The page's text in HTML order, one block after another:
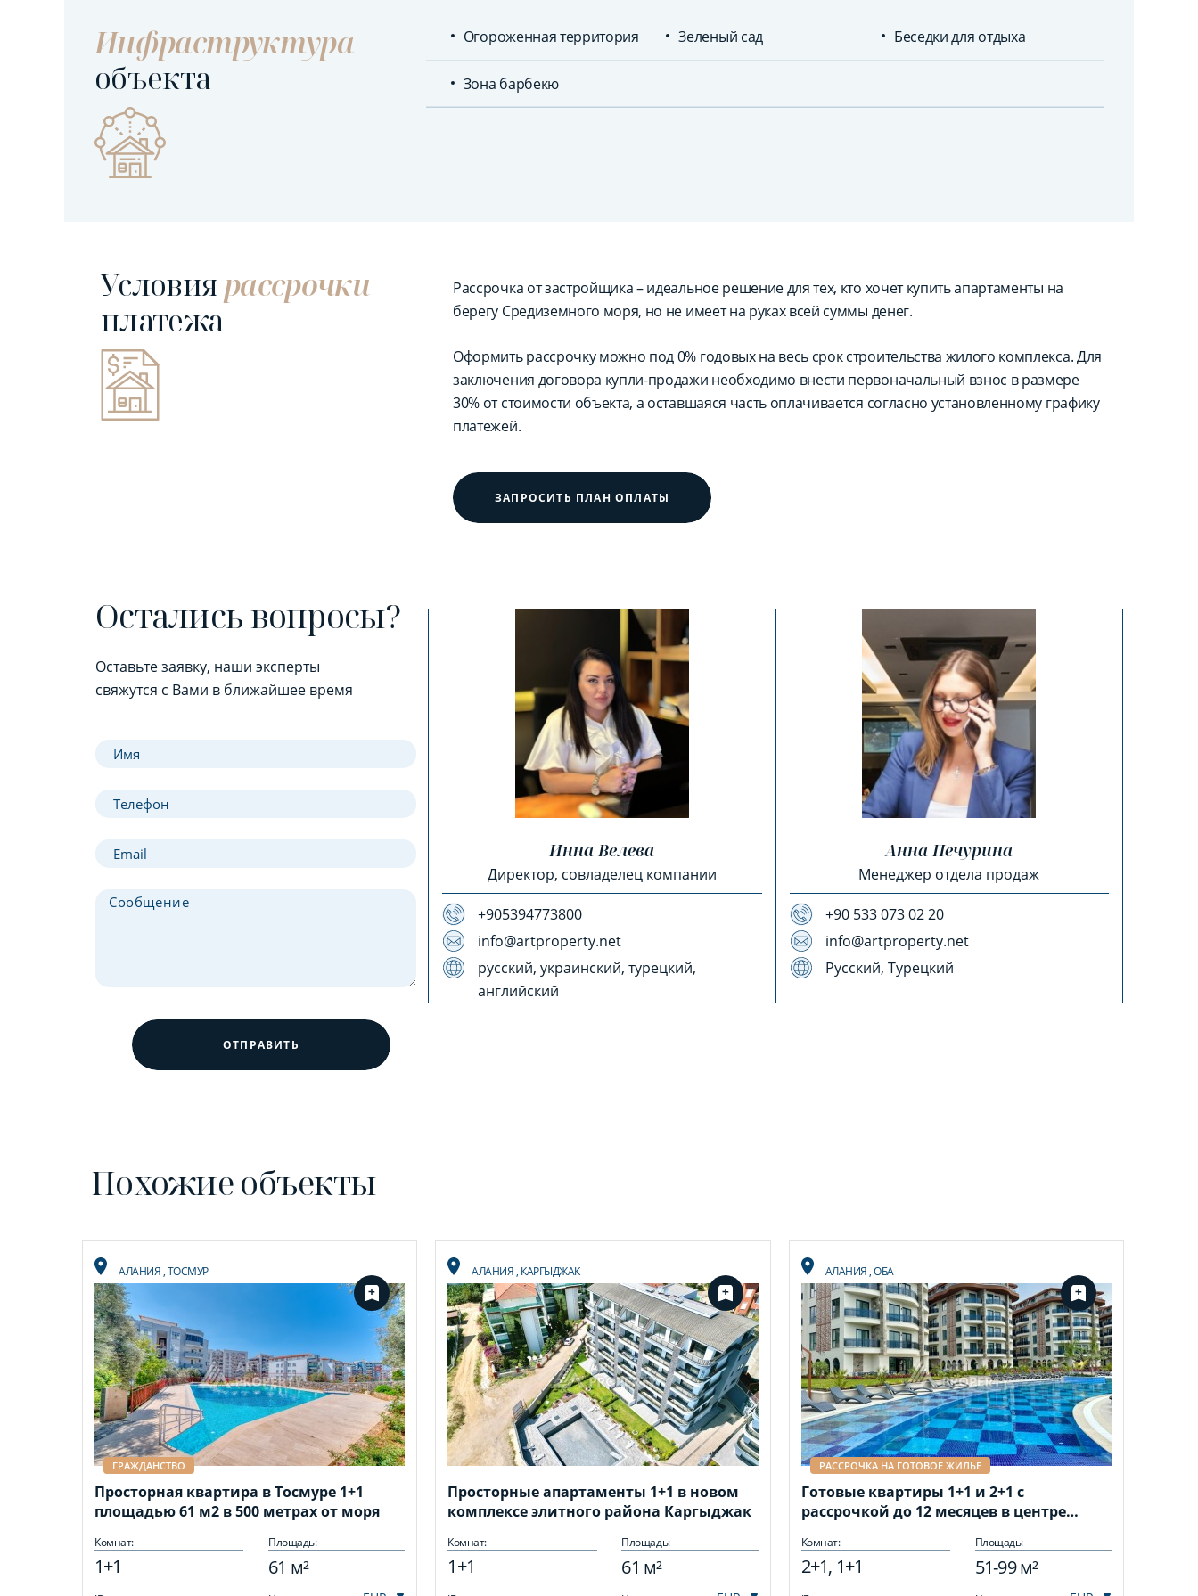
Инфраструктура
объекта
Огороженная территория Зеленый сад Беседки для отдыха
Зона барбекю
Условиярассрочки
платежа
Рассрочка от застройщика – идеальное решение для тех, кто хочет купить апартаменты на
берегу Средиземного моря, но не имеет на руках всей суммы денег.
Оформить рассрочку можно под 0% годовых на весь срок строительства жилого комплекса. Для
заключения договора купли-продажи необходимо внести первоначальный взнос в размере
30% от стоимости объекта, а оставшаяся часть оплачивается согласно установленному графику
платежей.
ЗАПРОСИТЬ ПЛАН ОПЛАТЫ
Остались вопросы?
Оставьте заявку, наши эксперты
свяжутся с Вами в ближайшее время
ОТПРАВИТЬ
Инна Велева
Директор, совладелец компании
+905394773800
info@artproperty.net
русский, украинский, турецкий,
английский
Анна Печурина
Менеджер отдела продаж
+90 533 073 02 20
info@artproperty.net
Русский, Турецкий
Похожие объекты
АЛАНИЯ,ТОСМУР
ГРАЖДАНСТВО
Просторная квартира в Тосмуре 1+1
площадью 61 м2 в 500 метрах от моря
Комнат:
1+1
Площадь:
61 м²
АЛАНИЯ, КАРГЫДЖАК
Просторные апартаменты 1+1 в новом
комплексе элитного района Каргыджак
Комнат:
1+1
Площадь:
61 м²
АЛАНИЯ,ОБА
РАССРОЧКА НА ГОТОВОЕ ЖИЛЬЕ
Готовые квартиры 1+1 и 2+1 с
рассрочкой до 12 месяцев в центре
Комнат:
2+1, 1+1
Площадь:
51-99 м²